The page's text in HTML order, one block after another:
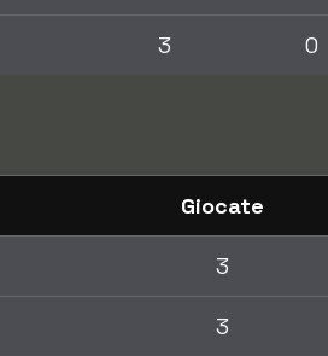
3 0
Giocate
3
3